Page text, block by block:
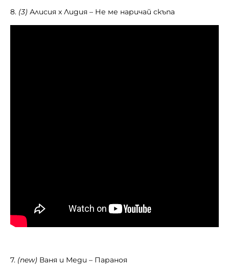
8. (3) Алисия x Лидия – Не ме наричай скъпа
7. (new) Ваня и Меди – Параноя